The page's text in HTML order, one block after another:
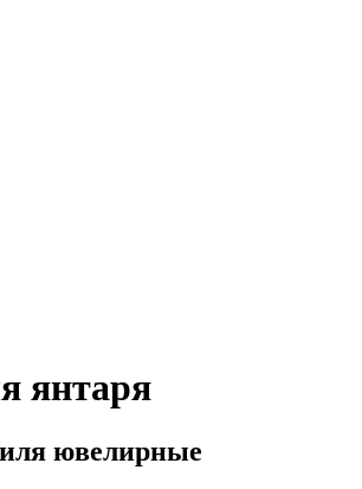
янтаря
ювелирные